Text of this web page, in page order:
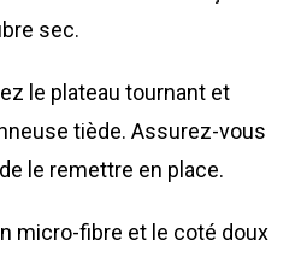
sec.
le plateau tournant et
tiède. Assurez-vous
le remettre en place.
micro-fibre et le coté doux